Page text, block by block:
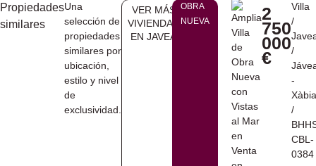
Propiedades
similares
Una
selección de
propiedades
similares por
ubicación,
estilo y nivel
de
exclusividad.
VER MÁS
VIVIENDAS
EN ​JAVEA
OBRA
NUEVA
2
750
000
€
Villa
/
/
-
Xàbia
/
CBL-
0384